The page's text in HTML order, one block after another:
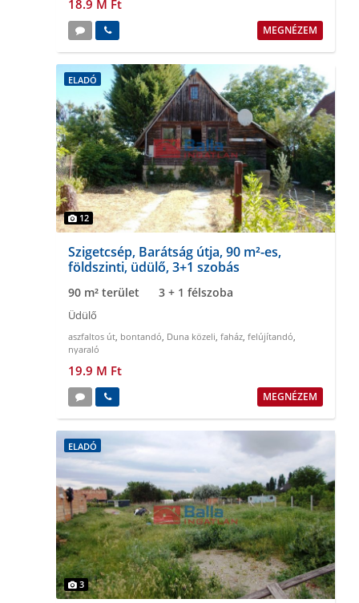
18.9 M Ft
MEGNÉZEM
ELADÓ
12
Szigetcsép, Barátság útja, 90 m²-es,
földszinti, üdülő, 3+1 szobás
90 m² terület 3 + 1 félszoba
Üdülő
aszfaltos út, bontandó, Duna közeli, faház, felújítandó,
nyaraló
19.9 M Ft
MEGNÉZEM
ELADÓ
3